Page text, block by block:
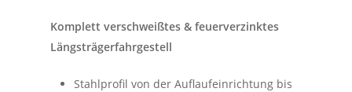
Komplett verschweißtes & feuerverzinktes
Längsträgerfahrgestell
Stahlprofil von der Auflaufeinrichtung bis